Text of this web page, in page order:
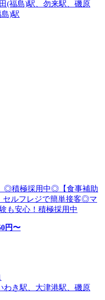
(福島)駅、勿来駅、磯原
)駅
◎積極採用中◎【食事補助
セルフレジで簡単接客◎マ
も安心！積極採用中
円〜
わき駅、大津港駅、磯原